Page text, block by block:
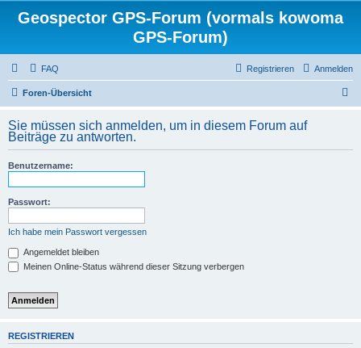
Geospector GPS-Forum (vormals kowoma
GPS-Forum)
FAQ Anmelden
Registrieren
Foren-Übersicht
h
Sie müssen sich anmelden, um in diesem Forum auf
Beiträge zu antworten.
Benutzername:
Passwort:
Ich habe mein Passwort vergessen
Angemeldet bleiben
Meinen Online-Status während dieser Sitzung verbergen
REGISTRIEREN